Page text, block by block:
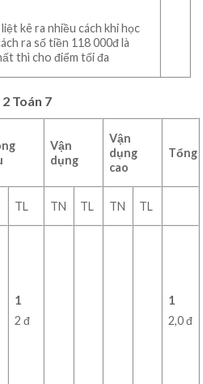
kê ra nhiều cách khi học
ra số tiền 118 000đ là
thì cho điểm tối đa
Toán 7
Vận
dụng
Vận
dụng
cao
Tổng
TL TN TL TN TL
1
2 đ
1
2,0 đ